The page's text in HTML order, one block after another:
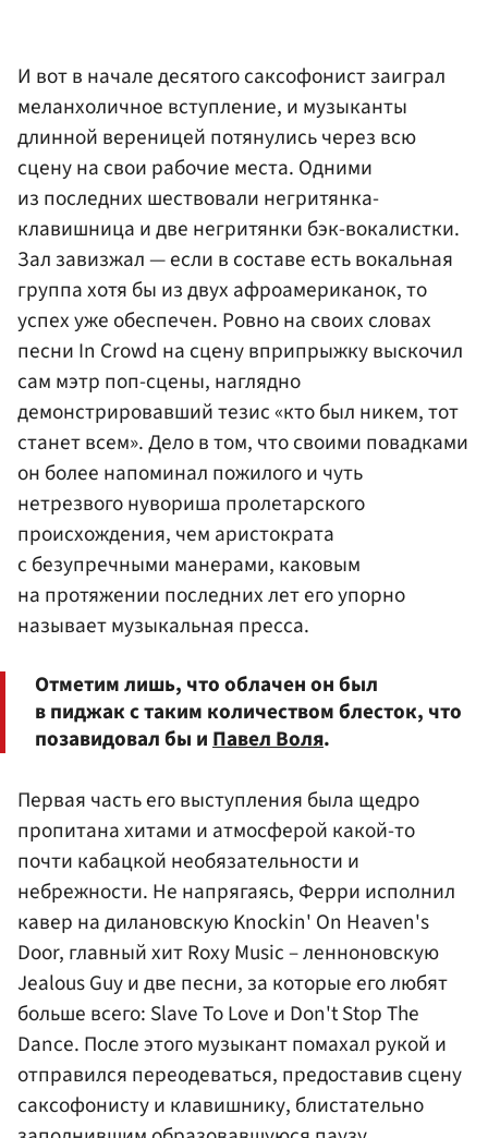
И вот в начале десятого саксофонист заиграл
меланхоличное вступление, и музыканты
длинной вереницей потянулись через всю
сцену на свои рабочие места. Одними
из последних шествовали негритянка-
клавишница и две негритянки бэк-вокалистки.
Зал завизжал — если в составе есть вокальная
группа хотя бы из двух афроамериканок, то
успех уже обеспечен. Ровно на своих словах
песни In Crowd на сцену вприпрыжку выскочил
сам мэтр поп-сцены, наглядно
демонстрировавший тезис «кто был никем, тот
станет всем». Дело в том, что своими повадками
он более напоминал пожилого и чуть
нетрезвого нувориша пролетарского
происхождения, чем аристократа
с безупречными манерами, каковым
на протяжении последних лет его упорно
называет музыкальная пресса.
Отметим лишь, что облачен он был
в пиджак с таким количеством блесток, что
позавидовал бы иПавел Воля.
Первая часть его выступления была щедро
пропитана хитами и атмосферой какой-то
почти кабацкой необязательности и
небрежности. Не напрягаясь, Ферри исполнил
кавер на дилановскую Knockin' On Heaven's
Door, главный хит Roxy Music – ленноновскую
Jealous Guy и две песни, за которые его любят
больше всего: Slave To Love и Don't Stop The
Dance. После этого музыкант помахал рукой и
отправился переодеваться, предоставив сцену
саксофонисту и клавишнику, блистательно